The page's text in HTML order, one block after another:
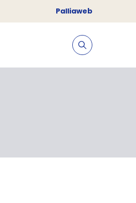
Palliaweb